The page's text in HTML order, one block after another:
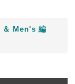
＆ Men's 編